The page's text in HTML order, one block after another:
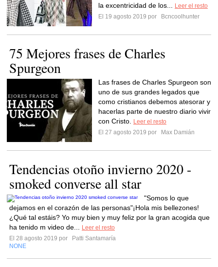
la excentricidad de los...
Leer el resto
El 19 agosto 2019 por
Bcncoolhunter
75 Mejores frases de Charles
Spurgeon
Las frases de Charles Spurgeon son
uno de sus grandes legados que
como cristianos debemos atesorar y
hacerlas parte de nuestro diario vivir
con Cristo.
Leer el resto
El 27 agosto 2019 por
Max Damián
Tendencias otoño invierno 2020 -
smoked converse all star
"Somos lo que
dejamos en el corazón de las personas"¡Hola mis bellezones!
¿Qué tal estáis? Yo muy bien y muy feliz por la gran acogida que
ha tenido m video de...
Leer el resto
El 28 agosto 2019 por
Patti Santamaría
NONE